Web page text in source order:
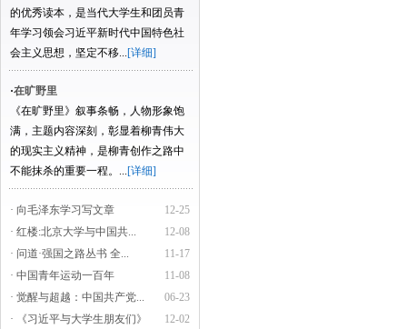
的优秀读本，是当代大学生和团员青
年学习领会习近平新时代中国特色社
会主义思想，坚定不移...[详细]
·在旷野里
《在旷野里》叙事条畅，人物形象饱
满，主题内容深刻，彰显着柳青伟大
的现实主义精神，是柳青创作之路中
不能抹杀的重要一程。...[详细]
12-25
· 向毛泽东学习写文章
12-08
· 红楼:北京大学与中国共...
11-17
· 问道·强国之路丛书 全...
11-08
· 中国青年运动一百年
06-23
· 觉醒与超越：中国共产党...
12-02
· 《习近平与大学生朋友们》